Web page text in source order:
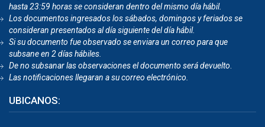
hasta 23:59 horas se consideran dentro del mismo día hábil.
Los documentos ingresados los sábados, domingos y feriados se
consideran presentados al día siguiente del día hábil.
Si su documento fue observado se enviara un correo para que
subsane en 2 días hábiles.
De no subsanar las observaciones el documento será devuelto
Las notificaciones llegaran a su correo electrónico.
UBICANOS: